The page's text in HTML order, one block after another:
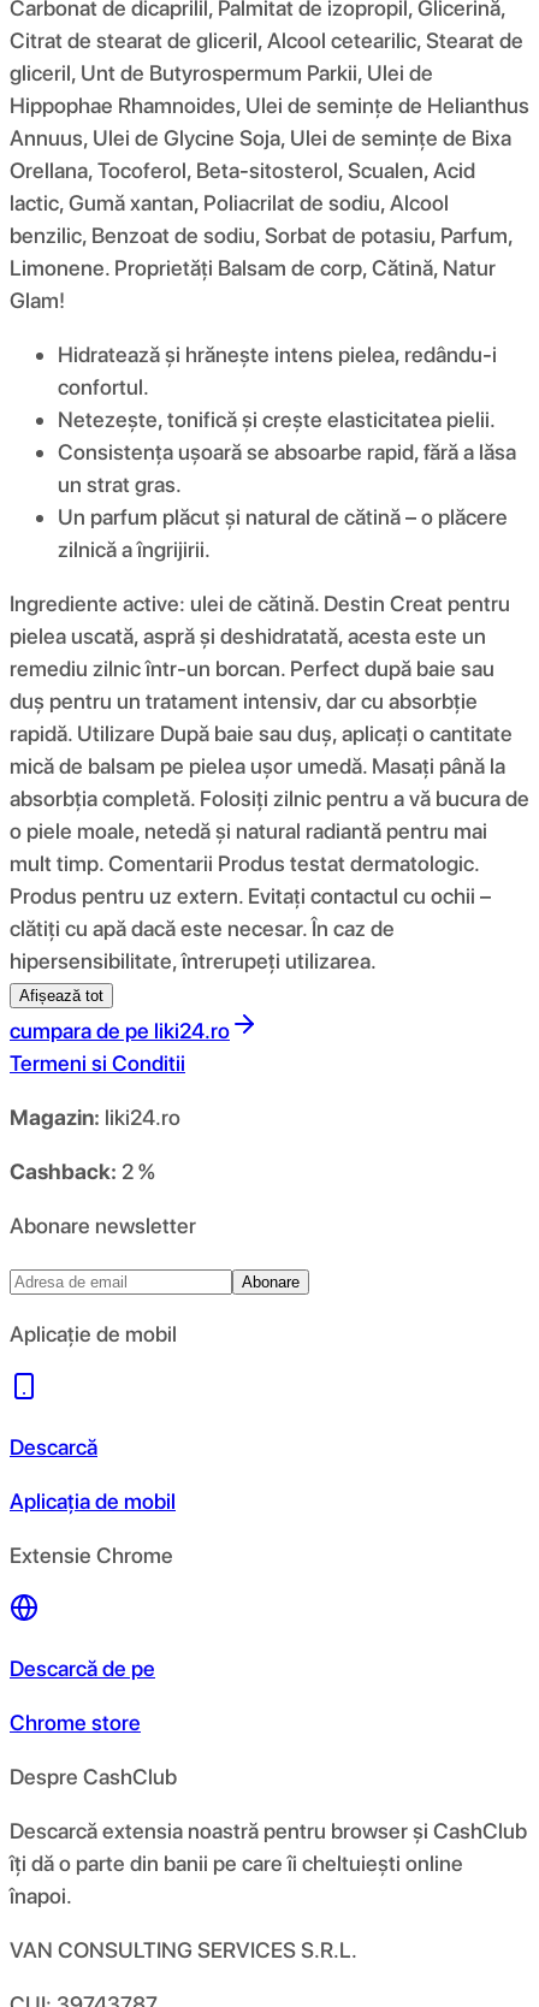
Carbonat de dicaprilil, Palmitat de izopropil, Glicerină,
Citrat de stearat de gliceril, Alcool cetearilic, Stearat de
gliceril, Unt de Butyrospermum Parkii, Ulei de
Hippophae Rhamnoides, Ulei de semințe de Helianthus
Annuus, Ulei de Glycine Soja, Ulei de semințe de Bixa
Orellana, Tocoferol, Beta-sitosterol, Scualen, Acid
lactic, Gumă xantan, Poliacrilat de sodiu, Alcool
benzilic, Benzoat de sodiu, Sorbat de potasiu, Parfum,
Limonene. Proprietăți Balsam de corp, Cătină, Natur
Glam!
Hidratează și hrănește intens pielea, redându-i
confortul.
Netezește, tonifică și crește elasticitatea pielii.
Consistența ușoară se absoarbe rapid, fără a lăsa
un strat gras.
Un parfum plăcut și natural de cătină – o plăcere
zilnică a îngrijirii.
Ingrediente active: ulei de cătină. Destin Creat pentru
pielea uscată, aspră și deshidratată, acesta este un
remediu zilnic într-un borcan. Perfect după baie sau
duș pentru un tratament intensiv, dar cu absorbție
rapidă. Utilizare După baie sau duș, aplicați o cantitate
mică de balsam pe pielea ușor umedă. Masați până la
absorbția completă. Folosiți zilnic pentru a vă bucura de
o piele moale, netedă și natural radiantă pentru mai
mult timp. Comentarii Produs testat dermatologic.
Produs pentru uz extern. Evitați contactul cu ochii –
clătiți cu apă dacă este necesar. În caz de
hipersensibilitate, întrerupeți utilizarea.
Afișează tot
cumpara de pe liki24.ro
Termeni si Conditii
Magazin: liki24.ro
Cashback: 2 %
Abonare newsletter
Abonare
Aplicație de mobil
Descarcă
Aplicația de mobil
Extensie Chrome
Descarcă de pe
Chrome store
Despre CashClub
Descarcă extensia noastră pentru browser și CashClub
îți dă o parte din banii pe care îi cheltuiești online
înapoi.
VAN CONSULTING SERVICES S.R.L.